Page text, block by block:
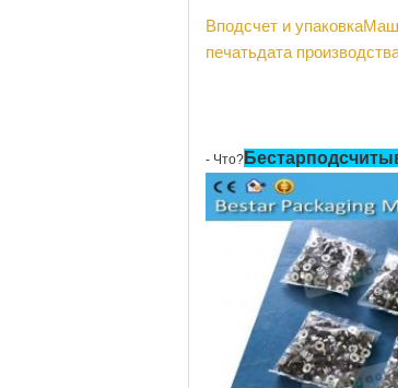
Вподсчет и упаковка
печатьдата
- Что? Бестар